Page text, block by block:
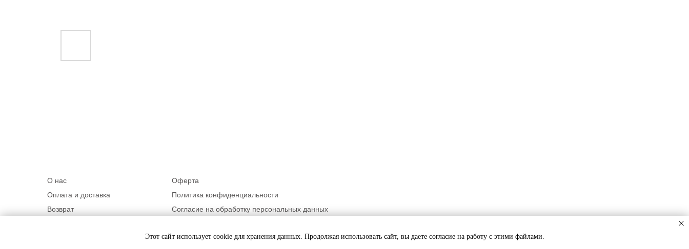
Этот сайт использует cookie для хранения данных. Продолжая использовать сайт, вы даете согласие на работу с этими файлами.
О нас
Оплата и доставка
Возврат
Оферта
Политика конфиденциальности
Согласие на обработку персональных данных